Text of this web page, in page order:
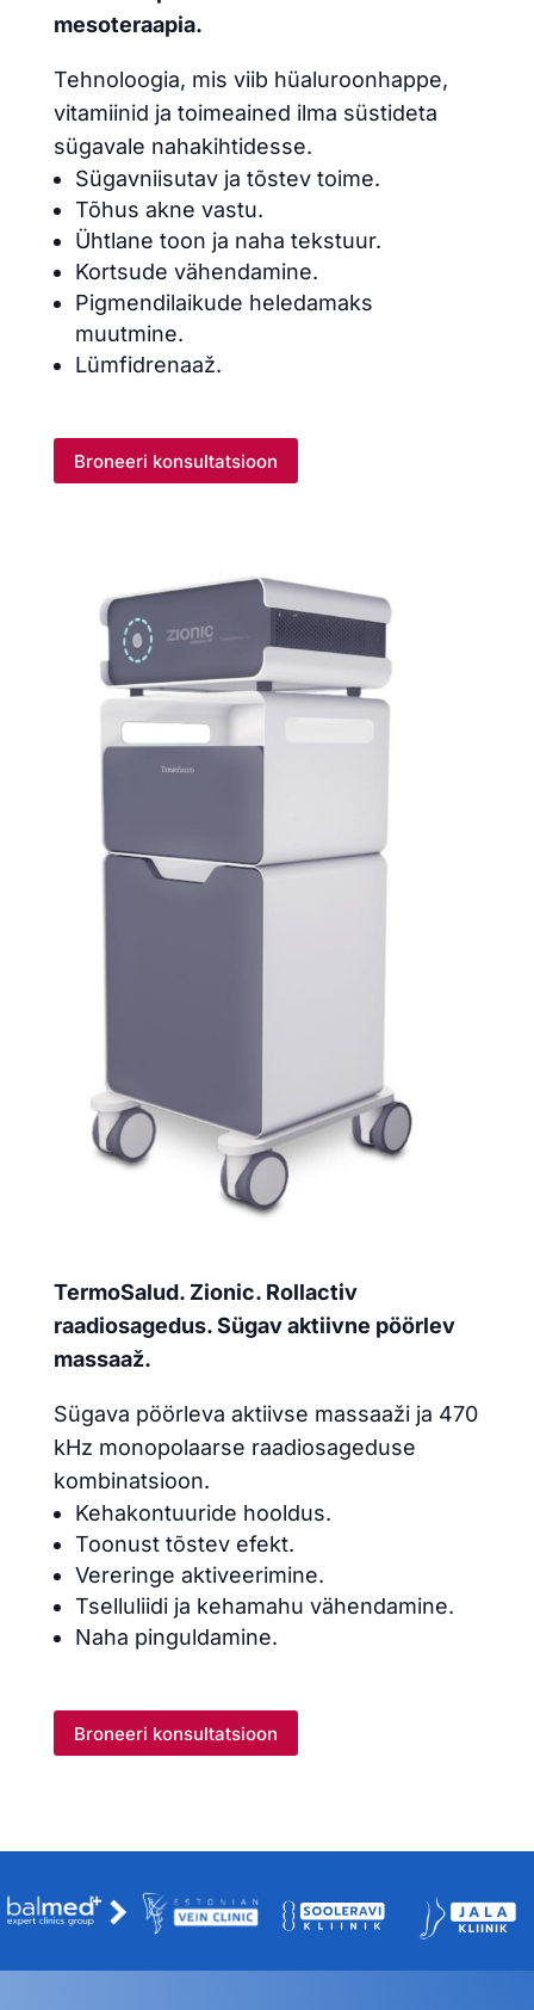
mesoteraapia.
Tehnoloogia, mis viib hüaluroonhappe,
vitamiinid ja toimeained ilma süstideta
sügavale nahakihtidesse.
Sügavniisutav ja tõstev toime.
Tõhus akne vastu.
Ühtlane toon ja naha tekstuur.
Kortsude vähendamine.
Pigmendilaikude heledamaks
muutmine.
Lümfidrenaaž.
Broneeri konsultatsioon
TermoSalud. Zionic. Rollactiv
raadiosagedus. Sügav aktiivne pöörlev
massaaž.
Sügava pöörleva aktiivse massaaži ja 470
kHz monopolaarse raadiosageduse
kombinatsioon.
Kehakontuuride hooldus.
Toonust tõstev efekt.
Vereringe aktiveerimine.
Tselluliidi ja kehamahu vähendamine.
Naha pinguldamine.
Broneeri konsultatsioon